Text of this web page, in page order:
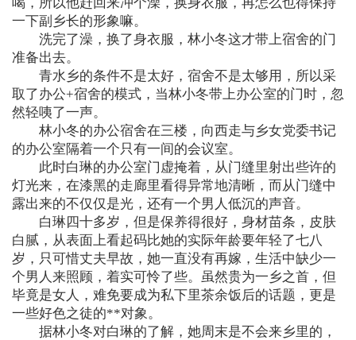
一下副乡长的形象嘛。
洗完了澡，换了身衣服，林小冬这才带上宿舍的门
准备出去。
青水乡的条件不是太好，宿舍不是太够用，所以采
取了办公+宿舍的模式，当林小冬带上办公室的门时，忽
然轻咦了一声。
林小冬的办公宿舍在三楼，向西走与乡女党委书记
的办公室隔着一个只有一间的会议室。
此时白琳的办公室门虚掩着，从门缝里射出些许的
灯光来，在漆黑的走廊里看得异常地清晰，而从门缝中
露出来的不仅仅是光，还有一个男人低沉的声音。
白琳四十多岁，但是保养得很好，身材苗条，皮肤
白腻，从表面上看起码比她的实际年龄要年轻了七八
岁，只可惜丈夫早故，她一直没有再嫁，生活中缺少一
个男人来照顾，着实可怜了些。虽然贵为一乡之首，但
毕竟是女人，难免要成为私下里茶余饭后的话题，更是
一些好色之徒的**对象。
据林小冬对白琳的了解，她周末是不会来乡里的，